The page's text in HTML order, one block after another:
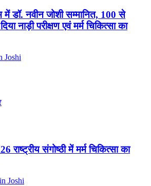
में डॉ. नवीन जोशी सम्मानित, 100 से
नाड़ी परीक्षण एवं मर्म चिकित्सा का
Joshi
राष्ट्रीय संगोष्ठी में मर्म चिकित्सा का
Joshi